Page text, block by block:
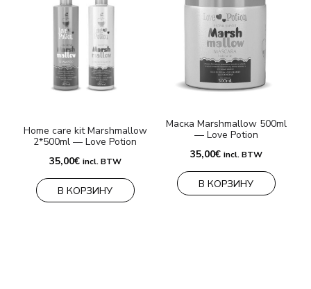
Home care kit Marshmallow
2*500ml — Love Potion
35,00€ incl. BTW
В КОРЗИНУ
Маска Marshmallow 500ml
— Love Potion
35,00€ incl. BTW
В КОРЗИНУ